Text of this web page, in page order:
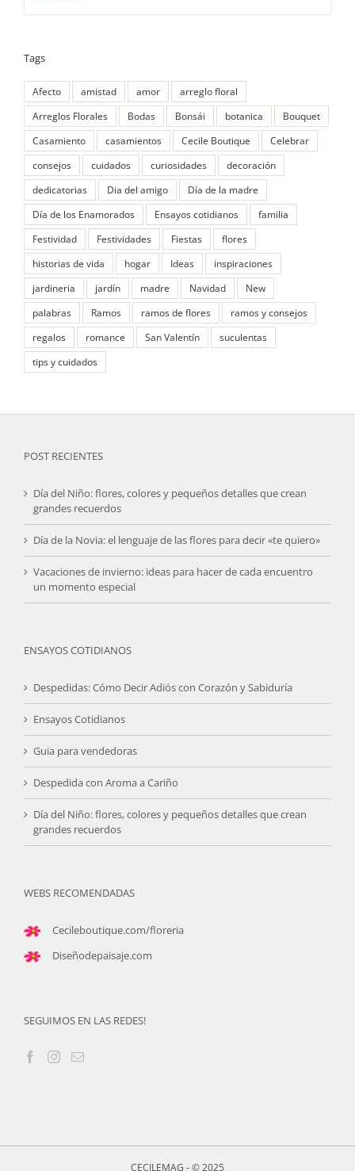
Tags
Afecto amistad amor
arreglo floral
Arreglos Florales
Bodas Bonsái botanica
Bouquet
Casamiento
casamientos Cecile Boutique
Celebrar
consejos
cuidados curiosidades
decoración
dedicatorias
Dia del amigo
Día de la madre
Día de los Enamorados
Ensayos cotidianos
familia
Festividad
Festividades Fiestas
flores
historias de vida
hogar Ideas
inspiraciones
jardineria
jardín madre Navidad
New
palabras
Ramos ramos de flores
ramos y consejos
regalos
romance San Valentín
suculentas
tips y cuidados
POST RECIENTES
Día del Niño: flores, colores y pequeños detalles que crean
grandes recuerdos
Día de la Novia: el lenguaje de las flores para decir «te quiero»
Vacaciones de invierno: ideas para hacer de cada encuentro
un momento especial
ENSAYOS COTIDIANOS
Despedidas: Cómo Decir Adiós con Corazón y Sabiduría
Ensayos Cotidianos
Guia para vendedoras
Despedida con Aroma a Cariño
Día del Niño: flores, colores y pequeños detalles que crean
grandes recuerdos
WEBS RECOMENDADAS
Cecileboutique.com/floreria
Diseñodepaisaje.com
SEGUIMOS EN LAS REDES!
CECILEMAG - © 2025